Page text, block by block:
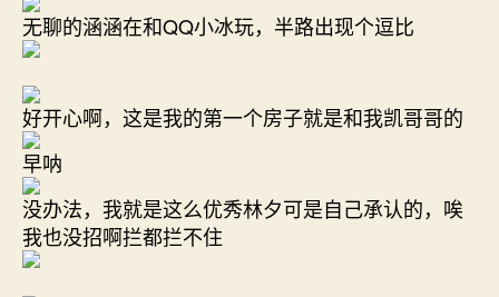
无聊的涵涵在和QQ小冰玩，半路出现个逗比
好开心啊，这是我的第一个房子就是和我凯哥哥的
早呐
没办法，我就是这么优秀林夕可是自己承认的，唉
我也没招啊拦都拦不住